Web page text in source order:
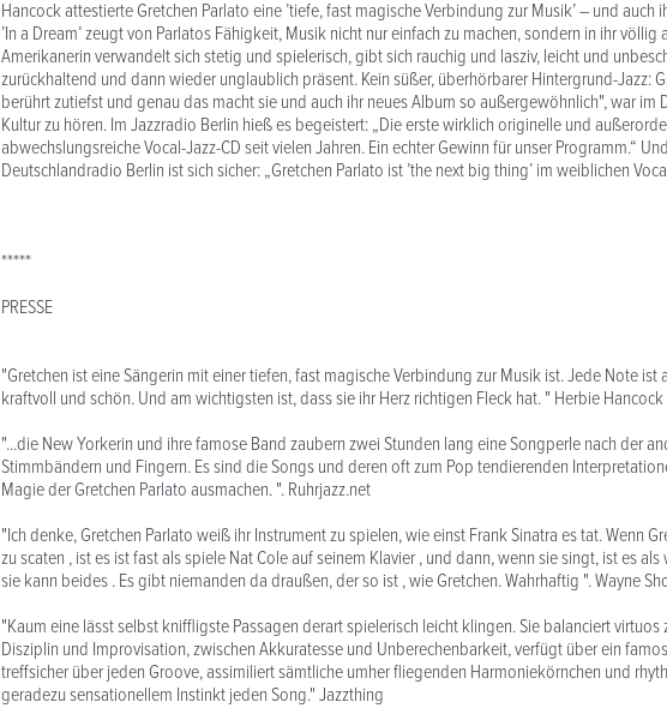
Hancock attestierte Gretchen Parlato eine ’tiefe, fast magische Verbindung zur Musik’ – und auch
’In a Dream’ zeugt von Parlatos Fähigkeit, Musik nicht nur einfach zu machen, sondern in ihr völlig
Amerikanerin verwandelt sich stetig und spielerisch, gibt sich rauchig und lasziv, leicht und
zurückhaltend und dann wieder unglaublich präsent. Kein süßer, überhörbarer Hintergrund-Jazz:
berührt zutiefst und genau das macht sie und auch ihr neues Album so außergewöhnlich", war im
Kultur zu hören. Im Jazzradio Berlin hieß es begeistert: „Die erste wirklich originelle und
abwechslungsreiche Vocal-Jazz-CD seit vielen Jahren. Ein echter Gewinn für unser Programm.“
Deutschlandradio Berlin ist sich sicher: „Gretchen Parlato ist ’the next big thing’ im weiblichen
*****
PRESSE
"Gretchen ist eine Sängerin mit einer tiefen, fast magische Verbindung zur Musik ist. Jede Note ist
kraftvoll und schön. Und am wichtigsten ist, dass sie ihr Herz richtigen Fleck hat. " Herbie Hancock
"...die New Yorkerin und ihre famose Band zaubern zwei Stunden lang eine Songperle nach der
Stimmbändern und Fingern. Es sind die Songs und deren oft zum Pop tendierenden
Magie der Gretchen Parlato ausmachen. ". Ruhrjazz.net
"Ich denke, Gretchen Parlato weiß ihr Instrument zu spielen, wie einst Frank Sinatra es tat. Wenn
zu scaten , ist es ist fast als spiele Nat Cole auf seinem Klavier , und dann, wenn sie singt, ist es
sie kann beides . Es gibt niemanden da draußen, der so ist , wie Gretchen. Wahrhaftig ". Wayne
"Kaum eine lässt selbst kniffligste Passagen derart spielerisch leicht klingen. Sie balanciert virtuos
Disziplin und Improvisation, zwischen Akkuratesse und Unberechenbarkeit, verfügt über ein
treffsicher über jeden Groove, assimiliert sämtliche umher fliegenden Harmoniekörnchen und
geradezu sensationellem Instinkt jeden Song." Jazzthing